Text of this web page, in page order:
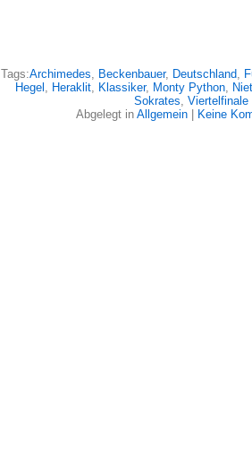
Tags:Archimedes, Beckenbauer, Deutschland,
Hegel , Heraklit, Klassiker, Monty Python,
Sokrates, Viertelfinale
Abgelegt in Allgemein Keine